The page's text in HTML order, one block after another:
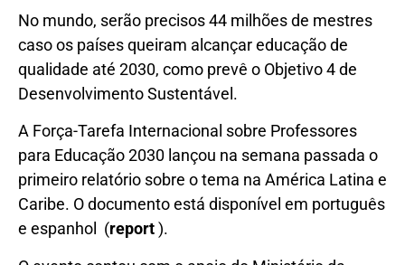
No mundo, serão precisos 44 milhões de mestres
caso os países queiram alcançar educação de
qualidade até 2030, como prevê o Objetivo 4 de
Desenvolvimento Sustentável.
A Força-Tarefa Internacional sobre Professores
para Educação 2030 lançou na semana passada o
primeiro relatório sobre o tema na América Latina e
Caribe. O documento está disponível em português
e espanhol (report).